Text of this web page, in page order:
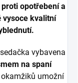
opotřebení a
vysoce kvalitní
vybavena
na spaní
umožní